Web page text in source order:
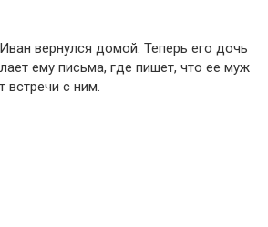
вернулся домой. Теперь его дочь
ему письма, где пишет, что ее муж
встречи с ним.